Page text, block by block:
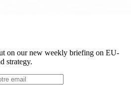
on our new weekly briefing on EU-
strategy.